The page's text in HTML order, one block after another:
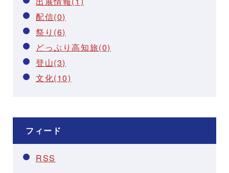
配信(0)
祭り(6)
どっぷり高知旅(0)
登山(3)
文化(10)
フィード
RSS